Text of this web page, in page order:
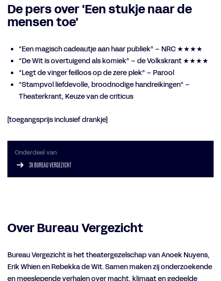
De pers over 'Een stukje naar de
mensen toe'
“Een magisch cadeautje aan haar publiek” – NRC ★★★★
“De Wit is overtuigend als komiek” – de Volkskrant ★★★★
“Legt de vinger feilloos op de zere plek” – Parool
“Stampvol liefdevolle, broodnodige handreikingen” –
Theaterkrant, Keuze van de criticus
[toegangsprijs inclusief drankje]
Onderdeel van
3X BUREAU VERGEZICHT
Over Bureau Vergezicht
Bureau Vergezicht is het theatergezelschap van Anoek Nuyens,
Erik Whien en Rebekka de Wit. Samen maken zij onderzoekende
en meeslepende verhalen over macht, klimaat en gedeelde